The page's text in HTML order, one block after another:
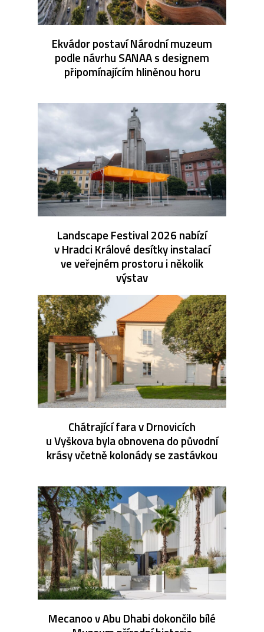
Ekvádor postaví Národní muzeum
podle návrhu SANAA s designem
připomínajícím hliněnou horu
Landscape Festival 2026 nabízí
v Hradci Králové desítky instalací
ve veřejném prostoru i několik
výstav
Chátrající fara v Drnovicích
u Vyškova byla obnovena do původní
krásy včetně kolonády se zastávkou
Mecanoo v Abu Dhabi dokončilo bílé